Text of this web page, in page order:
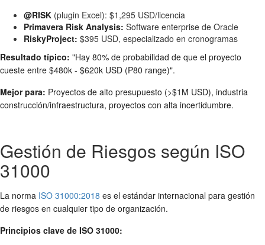
@RISK (plugin Excel): $1,295 USD/licencia
Primavera Risk Analysis: Software enterprise de Oracle
RiskyProject: $395 USD, especializado en cronogramas
Resultado típico: "Hay 80% de probabilidad de que el proyecto
cueste entre $480k - $620k USD (P80 range)".
Mejor para: Proyectos de alto presupuesto (>$1M USD), industria
construcción/infraestructura, proyectos con alta incertidumbre.
Gestión de Riesgos según ISO
31000
La norma ISO 31000:2018 es el estándar internacional para gestión
de riesgos en cualquier tipo de organización.
Principios clave de ISO 31000: